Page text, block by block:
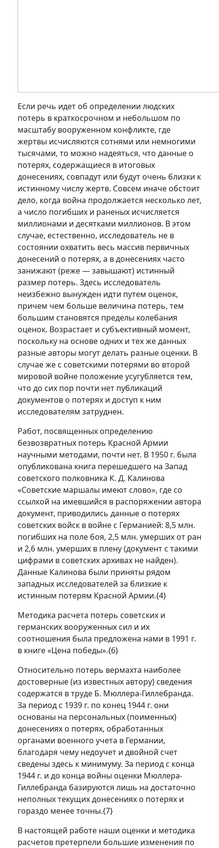
Если речь идет об определении людских
потерь в краткосрочном и небольшом по
масштабу вооруженном конфликте, где
жертвы исчисляются сотнями или немногими
тысячами, то можно надеяться, что данные о
потерях, содержащиеся в итоговых
донесениях, совпадут или будут очень близки к
истинному числу жертв. Совсем иначе обстоит
дело, когда война продолжается несколько лет,
а число погибших и раненых исчисляется
миллионами и десятками миллионов. В этом
случае, естественно, исследователь не в
состоянии охватить весь массив первичных
донесений о потерях, а в донесениях часто
занижают (реже — завышают) истинный
размер потерь. Здесь исследователь
неизбежно вынужден идти путем оценок,
причем чем больше величина потерь, тем
большим становятся пределы колебания
оценок. Возрастает и субъективный момент,
поскольку на основе одних и тех же данных
разные авторы могут делать разные оценки. В
случае же с советскими потерями во второй
мировой войне положение усугубляется тем,
что до сих пор почти нет публикаций
документов о потерях и доступ к ним
исследователям затруднен.
Работ, посвященных определению
безвозвратных потерь Красной Армии
научными методами, почти нет. В 1950 г. была
опубликована книга перешедшего на Запад
советского полковника К. Д. Калинова
«Советские маршалы имеют слово», где со
ссылкой на имевшийся в распоряжении автора
документ, приводились данные о потерях
советских войск в войне с Германией: 8,5 млн.
погибших на поле боя, 2,5 млн. умерших от ран
и 2,6 млн. умерших в плену (документ с такими
цифрами в советских архивах не найден).
Данные Калинова были приняты рядом
западных исследователей за близкие к
истинным потерям Красной Армии.{4}
Методика расчета потерь советских и
германских вооруженных сил и их
соотношения была предложена нами в 1991 г.
в книге «Цена победы».{6}
Относительно потерь вермахта наиболее
достоверные (из известных автору) сведения
содержатся в труде Б. Мюллера-Гиллебранда.
За период с 1939 г. по конец 1944 г. они
основаны на персональных (поименных)
донесениях о потерях, обработанных
органами военного учета в Германии,
благодаря чему недоучет и двойной счет
сведены здесь к минимуму. За период с конца
1944 г. и до конца войны оценки Мюллера-
Гиллебранда базируются лишь на достаточно
неполных текущих донесениях о потерях и
гораздо менее точны.{7}
В настоящей работе наши оценки и методика
расчетов претерпели большие изменения по